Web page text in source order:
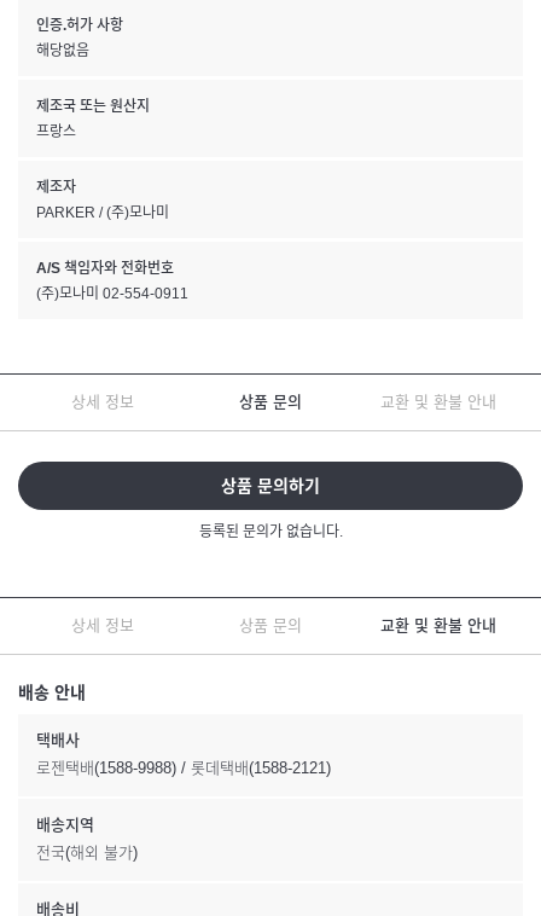
인증.허가 사항
해당없음
제조국 또는 원산지
프랑스
제조자
PARKER / (주)모나미
A/S 책임자와 전화번호
(주)모나미 02-554-0911
상세 정보 상품 문의 교환 및 환불 안내
상품 문의하기
등록된 문의가 없습니다.
상세 정보 상품 문의 교환 및 환불 안내
배송 안내
택배사
로젠택배(1588-9988) / 롯데택배(1588-2121)
배송지역
전국(해외 불가)
배송비